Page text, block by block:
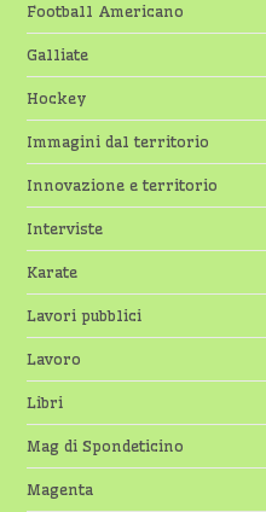
Football Americano
Galliate
Hockey
Immagini dal territorio
Innovazione e territorio
Interviste
Karate
Lavori pubblici
Lavoro
Libri
Mag di Spondeticino
Magenta